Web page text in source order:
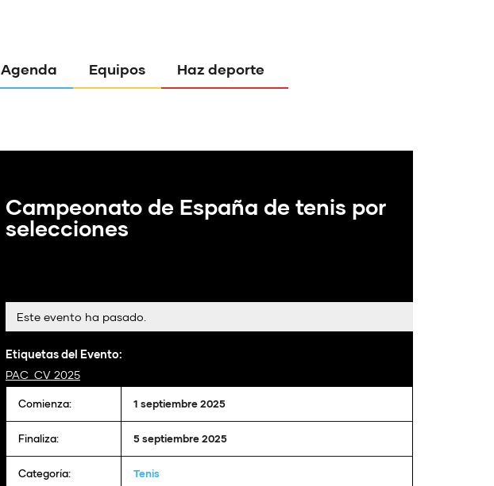
Agenda Equipos Haz deporte
Campeonato de España de tenis por
selecciones
Este evento ha pasado.
Etiquetas del Evento:
PAC_CV 2025
Comienza: 1 septiembre 2025
Finaliza: 5 septiembre 2025
Categoría: Tenis